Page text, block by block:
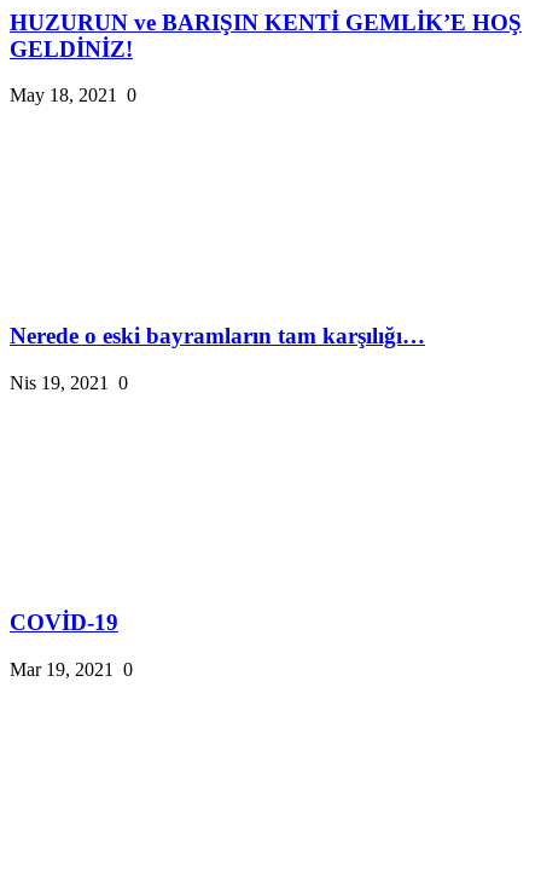
HUZURUN ve BARIŞIN KENTİ GEMLİK’E HOŞ
GELDİNİZ!
May 18, 2021 0
Nerede o eski bayramların tam karşılığı…
Nis 19, 2021 0
COVİD-19
Mar 19, 2021 0